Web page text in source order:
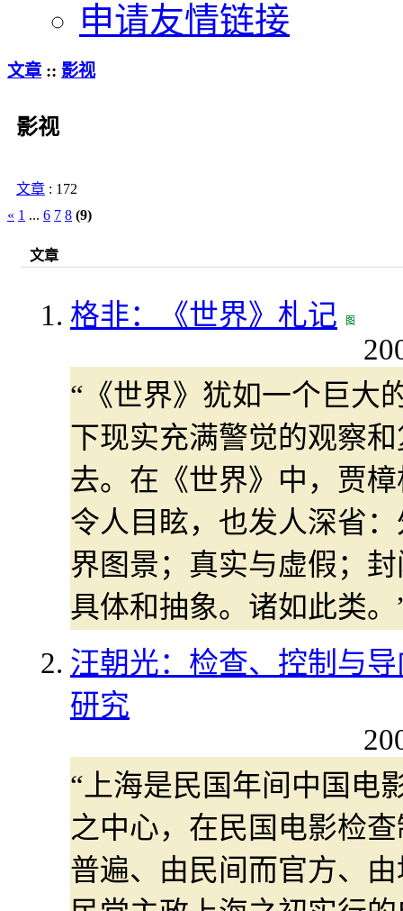
申请友情链接
文章 :: 影视
影视
文章 : 172
« 1 ... 6 7 8 (9)
文章
格非：《世界》札记
“《世界》犹如一个巨大
下现实充满警觉的观察
去。在《世界》中，贾
令人目眩，也发人深省
界图景；真实与虚假；
具体和抽象。诸如此类。
汪朝光：检查、控制与
研究
“上海是民国年间中国电
之中心，在民国电影检
普遍、由民间而官方、